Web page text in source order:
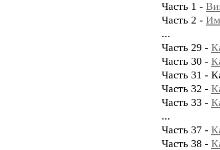
Часть 1 -
Часть 2 -
...
Часть 29 -
Часть 30 -
Часть 31 -
Часть 32 -
Часть 33 -
...
Часть 37 -
Часть 38 -